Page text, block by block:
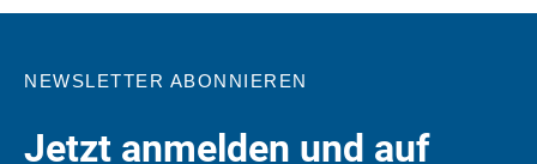
NEWSLETTER ABONNIEREN
Jetzt anmelden und auf